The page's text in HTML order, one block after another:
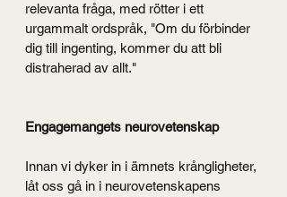
relevanta fråga, med rötter i ett
urgammalt ordspråk, "Om du förbinder
dig till ingenting, kommer du att bli
distraherad av allt."
Engagemangets neurovetenskap
Innan vi dyker in i ämnets krångligheter,
låt oss gå in i neurovetenskapens